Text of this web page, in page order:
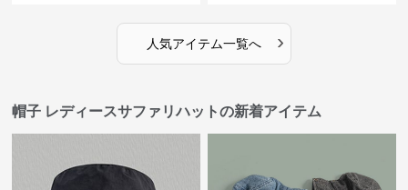
人気アイテム一覧へ ›
帽子 レディースサファリハットの新着アイテム